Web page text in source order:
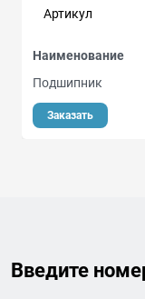
Артикул
Наименование
Подшипник
Заказать
Введите